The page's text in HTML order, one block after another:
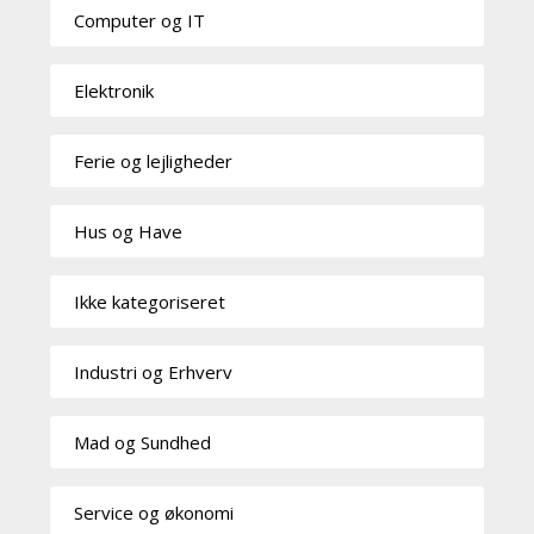
Computer og IT
Elektronik
Ferie og lejligheder
Hus og Have
Ikke kategoriseret
Industri og Erhverv
Mad og Sundhed
Service og økonomi